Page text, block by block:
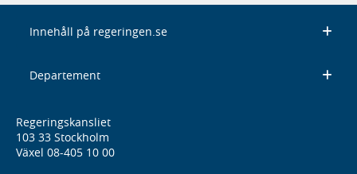
Innehåll på regeringen.se
Departement
Regeringskansliet
103 33 Stockholm
Växel 08-405 10 00